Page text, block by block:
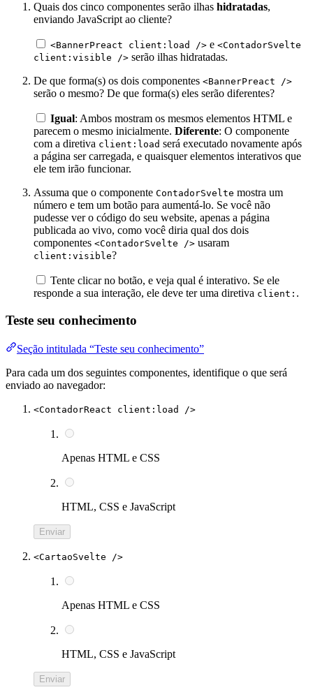
Quais dos cinco componentes serão ilhas hidratadas,
enviando JavaScript ao cliente?
<BannerPreact client:load /> e <ContadorSvelte
client:visible /> serão ilhas hidratadas.
De que forma(s) os dois componentes <BannerPreact />
serão o mesmo? De que forma(s) eles serão diferentes?
Igual: Ambos mostram os mesmos elementos HTML e
parecem o mesmo inicialmente. Diferente: O componente
com a diretiva client:load será executado novamente após
a página ser carregada, e quaisquer elementos interativos que
ele tem irão funcionar.
Assuma que o componente ContadorSvelte mostra um
número e tem um botão para aumentá-lo. Se você não
pudesse ver o código do seu website, apenas a página
publicada ao vivo, como você diria qual dos dois
componentes <ContadorSvelte /> usaram
client:visible?
Tente clicar no botão, e veja qual é interativo. Se ele
responde a sua interação, ele deve ter uma diretiva client: .
Teste seu conhecimento
Seção intitulada “Teste seu conhecimento”
Para cada um dos seguintes componentes, identifique o que será
enviado ao navegador:
<ContadorReact client:load />
Apenas HTML e CSS
HTML, CSS e JavaScript
Enviar
<CartaoSvelte />
Apenas HTML e CSS
HTML, CSS e JavaScript
Enviar